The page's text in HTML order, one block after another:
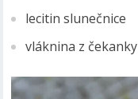
lecitin slunečnice
vláknina z čekanky